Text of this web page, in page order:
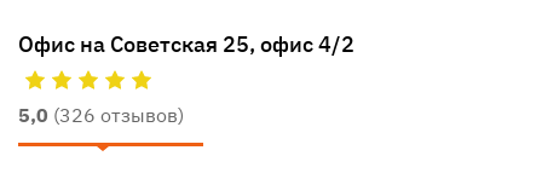
Офис на Советская 25, офис 4/2
5,0 (326 отзывов)